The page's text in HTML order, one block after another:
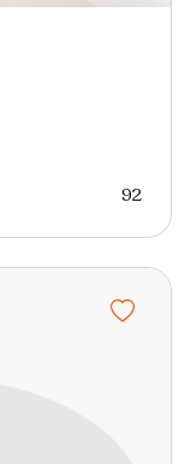
92